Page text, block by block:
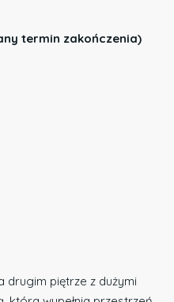
termin zakończenia)
drugim piętrze z dużymi